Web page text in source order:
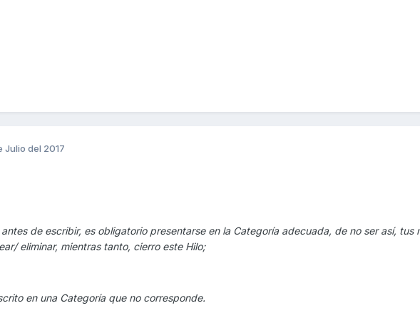
Julio del 2017
de escribir, es obligatorio presentarse en la Categoría adecuada, de no ser así, tus
eliminar, mientras tanto, cierro este Hilo;
en una Categoría que no corresponde.